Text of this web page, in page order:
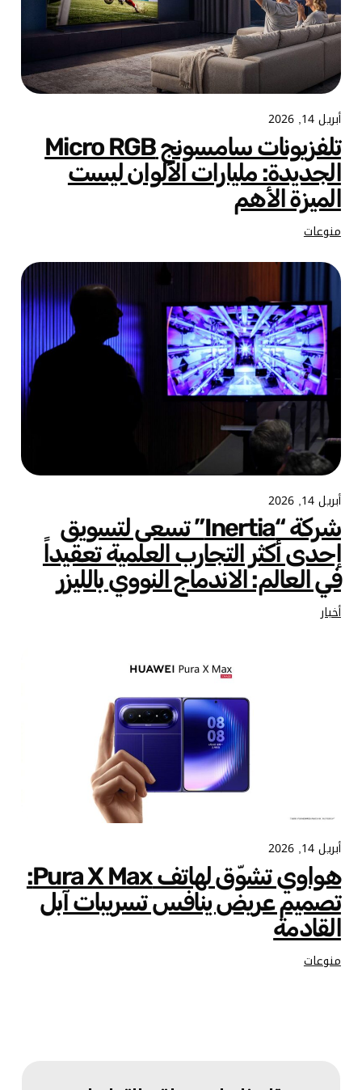
أبريل 14, 2026
تلفزيونات سامسونج Micro RGB
الجديدة: مليارات الألوان ليست
الميزة الأهم
منوعات
أبريل 14, 2026
شركة “Inertia” تسعى لتسويق
إحدى أكثر التجارب العلمية تعقيداً
في العالم: الاندماج النووي بالليزر
أخبار
أبريل 14, 2026
هواوي تشوّق لهاتف Pura X Max:
تصميم عريض ينافس تسريبات آبل
القادمة
منوعات